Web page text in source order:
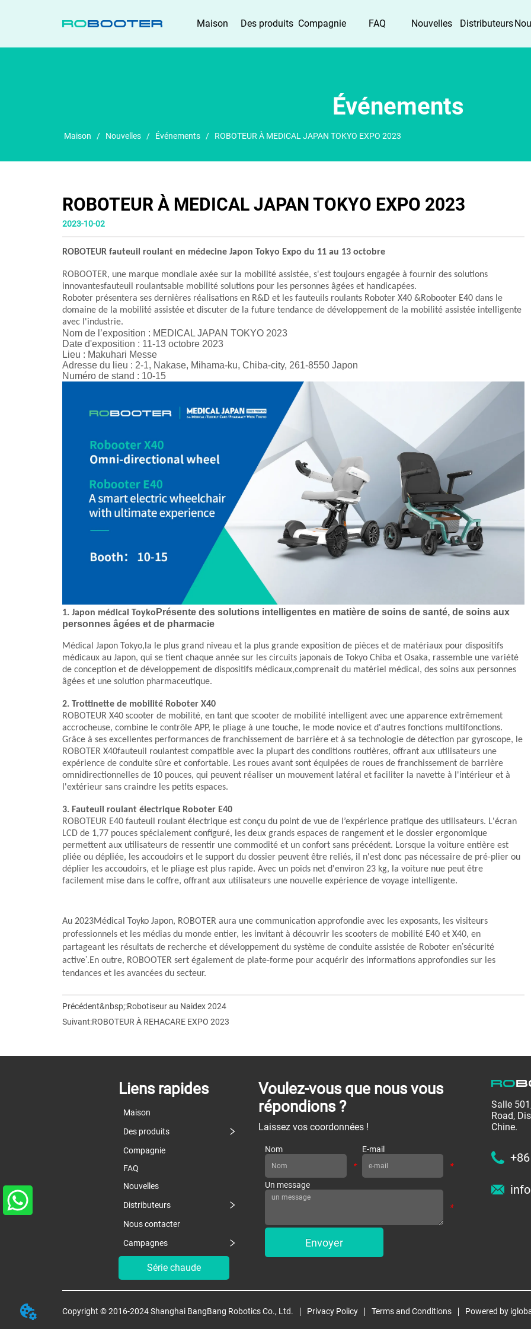
DOMICILE
Maison Des produits Compagnie FAQ Nouvelles Distributeurs
Événements
Maison / Nouvelles / Événements / ROBOTEUR À MEDICAL JAPAN TOKYO EXPO 2023
ROBOTEUR À MEDICAL JAPAN TOKYO EXPO 2023
2023-10-02
ROBOTEUR fauteuil roulant en médecine Japon Tokyo Expo du 11 au 13 octobre
ROBOOTER, une marque mondiale axée sur la mobilité assistée, s'est toujours engagée à fournir des solutions
innovantesfauteuil roulantsable mobilité solutions pour les personnes âgées et handicapées.
Roboter présentera ses dernières réalisations en R&D et les fauteuils roulants Roboter X40 &Robooter E40 dans le
domaine de la mobilité assistée et discuter de la future tendance de développement de la mobilité assistée intelligente
avec l'industrie.
Nom de l’exposition : MEDICAL JAPAN TOKYO 2023
Date d'exposition : 11-13 octobre 2023
Lieu : Makuhari Messe
Adresse du lieu : 2-1, Nakase, Mihama-ku, Chiba-city, 261-8550 Japon
Numéro de stand : 10-15
1. Japon médical Toyko Présente des solutions intelligentes en matière de soins de santé, de soins aux
personnes âgées et de pharmacie
Médical Japon Tokyo, la le plus grand niveau et la plus grande exposition de pièces et de matériaux pour dispositifs
médicaux au Japon, qui se tient chaque année sur les circuits japonais de Tokyo Chiba et Osaka, rassemble une variété
de conception et de développement de dispositifs médicaux,comprenait du matériel médical, des soins aux personnes
âgées et une solution pharmaceutique.
2. Trottinette de mobilité Roboter X40
ROBOTEUR X40 scooter de mobilité, en tant que scooter de mobilité intelligent avec une apparence extrêmement
accrocheuse, combine le contrôle APP, le pliage à une touche, le mode novice et d'autres fonctions multifonctions.
Grâce à ses excellentes performances de franchissement de barrière et à sa technologie de détection par gyroscope, le
ROBOTER X40fauteuil roulantest compatible avec la plupart des conditions routières, offrant aux utilisateurs une
expérience de conduite sûre et confortable. Les roues avant sont équipées de roues de franchissement de barrière
omnidirectionnelles de 10 pouces, qui peuvent réaliser un mouvement latéral et faciliter la navette à l'intérieur et à
l'extérieur sans craindre les petits espaces.
3. Fauteuil roulant électrique Roboter E40
ROBOTEUR E40 fauteuil roulant électrique est conçu du point de vue de l’expérience pratique des utilisateurs. L'écran
LCD de 1,77 pouces spécialement configuré, les deux grands espaces de rangement et le dossier ergonomique
permettent aux utilisateurs de ressentir une commodité et un confort sans précédent. Lorsque la voiture entière est
pliée ou dépliée, les accoudoirs et le support du dossier peuvent être reliés, il n'est donc pas nécessaire de pré-plier ou
déplier les accoudoirs, et le pliage est plus rapide. Avec un poids net d'environ 23 kg, la voiture nue peut être
facilement mise dans le coffre, offrant aux utilisateurs une nouvelle expérience de voyage intelligente.
Au 2023Médical Toyko Japon, ROBOTER aura une communication approfondie avec les exposants, les visiteurs
professionnels et les médias du monde entier, les invitant à découvrir les scooters de mobilité E40 et X40, en
partageant les résultats de recherche et développement du système de conduite assistée de Roboter en'sécurité
active'.En outre, ROBOOTER sert également de plate-forme pour acquérir des informations approfondies sur les
tendances et les avancées du secteur.
Précédent&nbsp;:Robotiseur au Naidex 2024
Suivant:ROBOTEUR À REHACARE EXPO 2023
Liens rapides
Maison
Des produits
Compagnie
FAQ
Nouvelles
Distributeurs
Nous contacter
Campagnes
Série chaude
Voulez-vous que nous vous
répondions ?
Laissez vos coordonnées !
Nom
*
E-mail
*
Un message
*
Envoyer
Salle
Road,
Chine.
Copyright © 2016-2024 Shanghai BangBang Robotics Co., Ltd. Privacy Policy Terms and Conditions Powered by